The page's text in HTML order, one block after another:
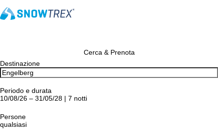
Cerca & Prenota
Destinazione
Periodo e durata
10/08/26 – 31/05/28 | 7 notti
Persone
qualsiasi